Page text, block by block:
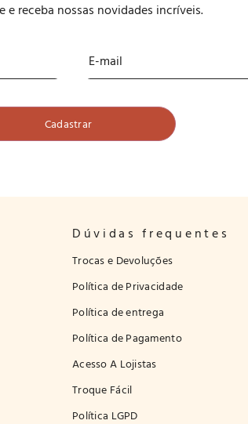
e receba nossas novidades incríveis.
Dúvidas frequentes
Trocas e Devoluções
Política de Privacidade
Política de entrega
Política de Pagamento
Acesso A Lojistas
Troque Fácil
Política LGPD